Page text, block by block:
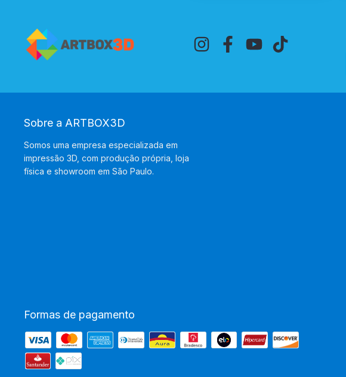
Sobre a ARTBOX3D
Somos uma empresa especializada em
impressão 3D, com produção própria, loja
física e showroom em São Paulo.
Formas de pagamento